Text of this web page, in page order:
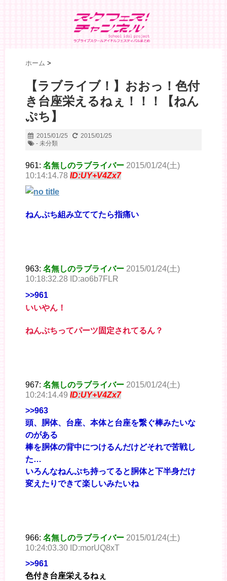
ホーム >
【ラブライブ！】おおっ！色付
き台座栄えるねぇ！！！【ねん
ぷち】
2015/01/25
2015/01/25
- 未分類
961: 名無しのラブライバー 2015/01/24(土)
10:14:14.78 ID:UY+V4Zx7
ねんぷち組み立ててたら指痛い
963: 名無しのラブライバー 2015/01/24(土)
10:18:32.28 ID:ao6b7FLR
>>961
いいやん！
ねんぷちってパーツ固定されてるん？
967: 名無しのラブライバー 2015/01/24(土)
10:24:14.49 ID:UY+V4Zx7
>>963
頭、胴体、台座、本体と台座を繋ぐ棒みたいな
のがある
棒を胴体の背中につけるんだけどそれで苦戦し
た…
いろんなねんぷち持ってると胴体と下半身だけ
変えたりできて楽しいみたいね
966: 名無しのラブライバー 2015/01/24(土)
10:24:03.30 ID:morUQ8xT
>>961
色付き台座栄えるねぇ